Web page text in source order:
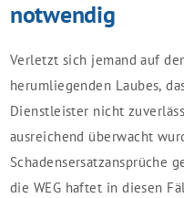
notwendig
Verletzt sich jemand auf
herumliegenden Laubes,
Dienstleister nicht
ausreichend überwacht
Schadensersatzansprüche
die WEG haftet in diesen